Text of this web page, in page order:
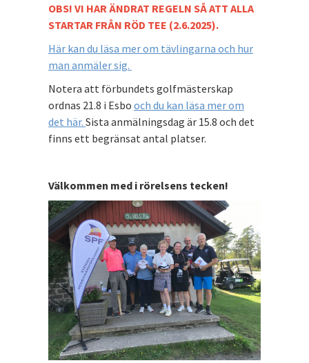
OBS! VI HAR ÄNDRAT REGELN SÅ ATT ALLA
STARTAR FRÅN RÖD TEE (2.6.2025).
Här kan du läsa mer om tävlingarna och hur
man anmäler sig.
Notera att förbundets golfmästerskap
ordnas 21.8 i Esbo och du kan läsa mer om
det här. Sista anmälningsdag är 15.8 och det
finns ett begränsat antal platser.
Välkommen med i rörelsens tecken!